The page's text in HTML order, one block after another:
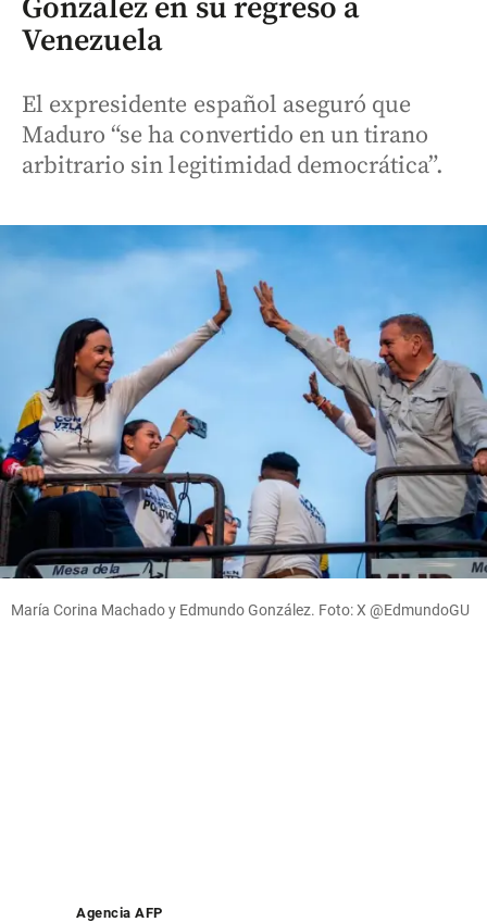
González en su regreso a
Venezuela
El expresidente español aseguró que
Maduro “se ha convertido en un tirano
arbitrario sin legitimidad democrática”.
María Corina Machado y Edmundo González. Foto: X @EdmundoGU
Agencia AFP